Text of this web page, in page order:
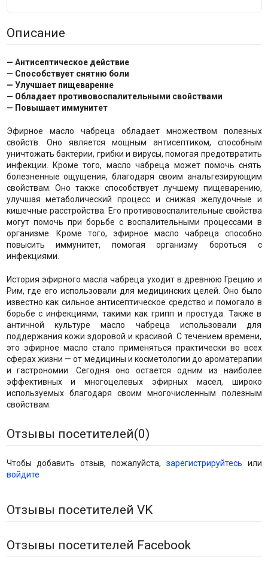
Описание
— Антисептическое действие
— Способствует снятию боли
— Улучшает пищеварение
— Обладает противовоспалительными свойствами
— Повышает иммунитет
Эфирное масло чабреца обладает множеством полезных
свойств. Оно является мощным антисептиком, способным
уничтожать бактерии, грибки и вирусы, помогая предотвратить
инфекции. Кроме того, масло чабреца может помочь снять
болезненные ощущения, благодаря своим анальгезирующим
свойствам. Оно также способствует лучшему пищеварению,
улучшая метаболический процесс и снижая желудочные и
кишечные расстройства. Его противовоспалительные свойства
могут помочь при борьбе с воспалительными процессами в
организме. Кроме того, эфирное масло чабреца способно
повысить иммунитет, помогая организму бороться с
инфекциями.
История эфирного масла чабреца уходит в древнюю Грецию и
Рим, где его использовали для медицинских целей. Оно было
известно как сильное антисептическое средство и помогало в
борьбе с инфекциями, такими как грипп и простуда. Также в
античной культуре масло чабреца использовали для
поддержания кожи здоровой и красивой. С течением времени,
это эфирное масло стало применяться практически во всех
сферах жизни — от медицины и косметологии до ароматерапии
и гастрономии. Сегодня оно остается одним из наиболее
эффективных и многоцелевых эфирных масел, широко
используемых благодаря своим многочисленным полезным
свойствам.
Отзывы посетителей(0)
Чтобы добавить отзыв, пожалуйста, зарегистрируйтесь или
войдите
Отзывы посетителей VK
Отзывы посетителей Facebook